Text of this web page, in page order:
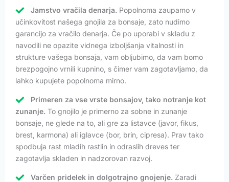
Jamstvo vračila denarja. Popolnoma zaupamo v
učinkovitost našega gnojila za bonsaje, zato nudimo
garancijo za vračilo denarja. Če po uporabi v skladu z
navodili ne opazite vidnega izboljšanja vitalnosti in
strukture vašega bonsaja, vam obljubimo, da vam bomo
brezpogojno vrnili kupnino, s čimer vam zagotavljamo, da
lahko kupujete popolnoma mirno.
Primeren za vse vrste bonsajov, tako notranje kot
zunanje. To gnojilo je primerno za sobne in zunanje
bonsaje, ne glede na to, ali gre za listavce (javor, fikus,
brest, karmona) ali iglavce (bor, brin, cipresa). Prav tako
spodbuja rast mladih rastlin in odraslih dreves ter
zagotavlja skladen in nadzorovan razvoj.
Varčen pridelek in dolgotrajno gnojenje. Zaradi